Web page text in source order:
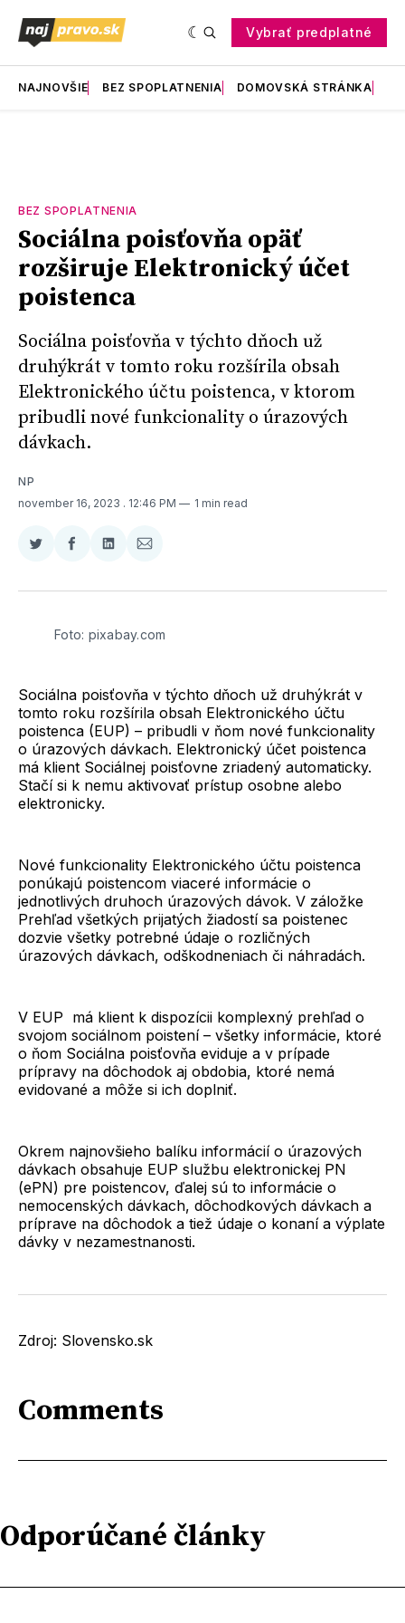
Vybrať predplatné
NAJNOVŠIE BEZ SPOPLATNENIA DOMOVSKÁ STRÁNKA
BEZ SPOPLATNENIA
Sociálna poisťovňa opäť
rozširuje Elektronický účet
poistenca
Sociálna poisťovňa v týchto dňoch už
druhýkrát v tomto roku rozšírila obsah
Elektronického účtu poistenca, v ktorom
pribudli nové funkcionality o úrazových
dávkach.
NP
november 16, 2023 . 12:46 PM 1 min read
Zdieľať
Twitter
Zdieľať
Facebooku
Zdieľať
LinkedIne
Zdieľať
E-
Foto: pixabay.com
Sociálna poisťovňa v týchto dňoch už druhýkrát v
tomto roku rozšírila obsah Elektronického účtu
poistenca (EUP) – pribudli v ňom nové funkcionality
o úrazových dávkach. Elektronický účet poistenca
má klient Sociálnej poisťovne zriadený automaticky.
Stačí si k nemu aktivovať prístup osobne alebo
elektronicky.
Nové funkcionality Elektronického účtu poistenca
ponúkajú poistencom viaceré informácie o
jednotlivých druhoch úrazových dávok. V záložke
Prehľad všetkých prijatých žiadostí sa poistenec
dozvie všetky potrebné údaje o rozličných
úrazových dávkach, odškodneniach či náhradách.
V EUP má klient k dispozícii komplexný prehľad o
svojom sociálnom poistení – všetky informácie, ktoré
o ňom Sociálna poisťovňa eviduje a v prípade
prípravy na dôchodok aj obdobia, ktoré nemá
evidované a môže si ich doplniť.
Okrem najnovšieho balíku informácií o úrazových
dávkach obsahuje EUP službu elektronickej PN
(ePN) pre poistencov, ďalej sú to informácie o
nemocenských dávkach, dôchodkových dávkach a
príprave na dôchodok a tiež údaje o konaní a výplate
dávky v nezamestnanosti.
Zdroj: Slovensko.sk
Comments
Odporúčané články